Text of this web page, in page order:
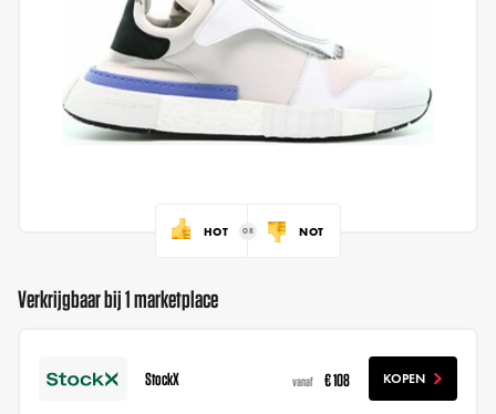
HOT NOT
Verkrijgbaar bij 1 marketplace
StockX vanaf € 108 KOPEN